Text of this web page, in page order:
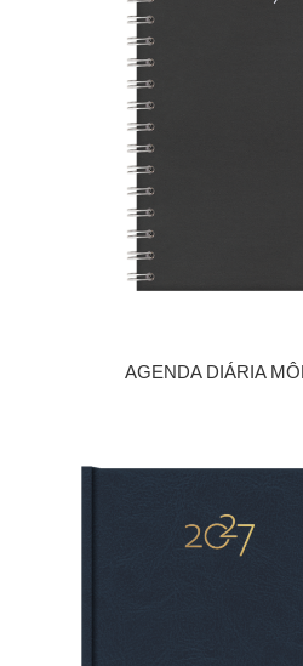
AGENDA DIÁRIA